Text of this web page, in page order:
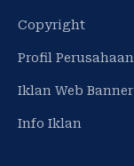
Copyright
Profil Perusahaan
Iklan Web Banner
Info Iklan